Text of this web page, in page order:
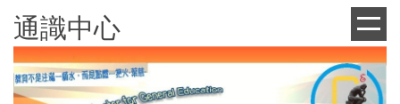
跳
主
要
內
通識中心